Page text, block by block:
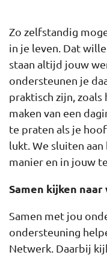
Zo zelfstandig
in je leven. Dat
staan altijd jouw
ondersteunen je
praktisch zijn,
maken van een
te praten als je
lukt. We sluiten
manier en in jouw
Samen kijken
Samen met jou
ondersteuning
Netwerk. Daarbij